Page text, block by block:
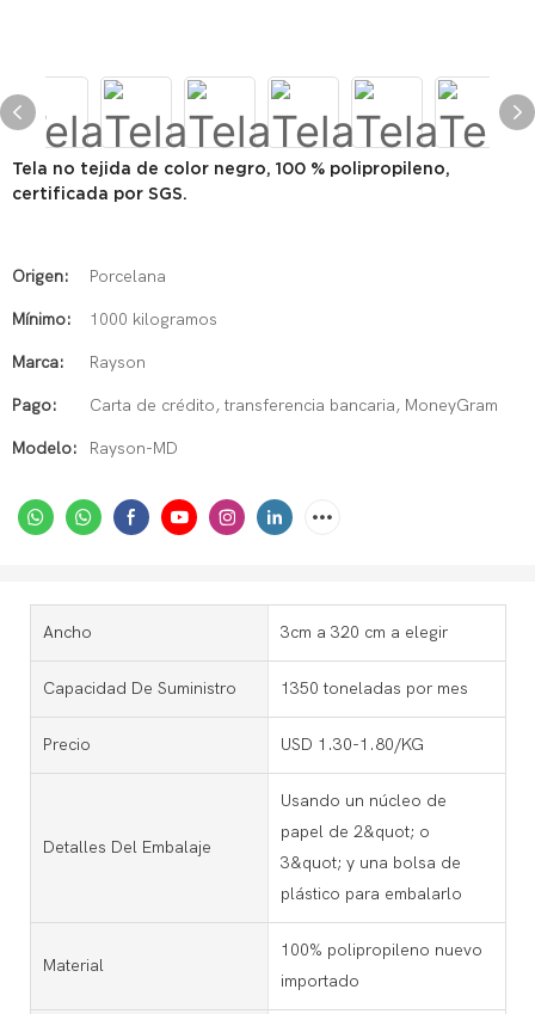
Tela no tejida de color negro, 100 % polipropileno,
certificada por SGS.
Origen: Porcelana
Mínimo: 1000 kilogramos
Marca: Rayson
Pago: Carta de crédito, transferencia bancaria, MoneyGram
Modelo: Rayson-MD
Ancho 3cm a 320 cm a elegir
Capacidad De Suministro 1350 toneladas por mes
Precio USD 1.30-1.80/KG
Detalles Del Embalaje
Usando un núcleo de
papel de 2&quot; o
3&quot; y una bolsa de
plástico para embalarlo
Material
100% polipropileno nuevo
importado